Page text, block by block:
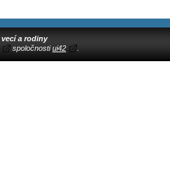
a rodiny
spoločnostiui42